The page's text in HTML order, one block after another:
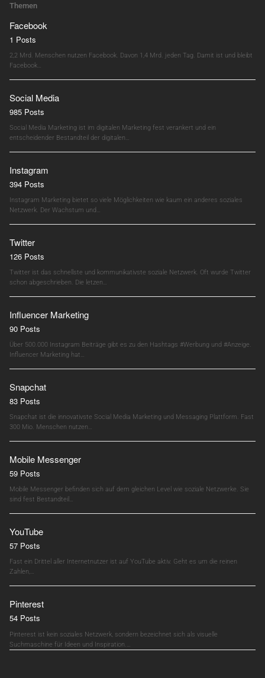
Themen
Facebook
1 Posts
2,2 Mrd. Menschen nutzen Facebook. Davon 1,4 Mrd. jeden Tag. Damit ist und bleibt
Facebook…
Social Media
985 Posts
Social Media Marketing ist im digitalen Marketing fest verankert und ein
entscheidender Bestandteil der digitalen…
Instagram
394 Posts
Instagram Marketing bietet so viele Möglichkeiten wie kaum ein anderes soziales
Netzwerk. Der Wachstum und…
Twitter
126 Posts
Twitter ist das schnellste und kommunikativste soziale Netzwerk. Oft wurde Twitter
schon abgeschrieben. Die letzen…
Influencer Marketing
90 Posts
Über 500.000 Instagram Beiträge gibt es zu den Hashtags #Werbung und #Anzeige.
Influencer Marketing hat…
Snapchat
83 Posts
Snapchat ist die innovativste Social Media Marketing und Messaging Plattform. Fast
300 Mio. Menschen nutzen…
Mobile Messenger
59 Posts
Mobile Messenger befinden sich auf dem gleichen Level wie soziale Netzwerke. Sie
sind fest Bestandteil…
YouTube
57 Posts
Fast ein Drittel aller Internetnutzer ist auf YouTube aktiv. Geht es um die reinen
Zahlen,…
Pinterest
54 Posts
Pinterest ist kein soziales Netzwerk, sondern bezeichnet sich als visuelle
Suchmaschine für Ideen und Inspiration.…